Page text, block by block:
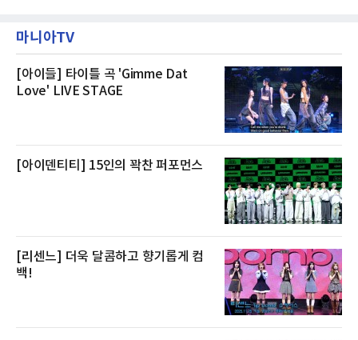
스 센터 사우나 2인 이용 혜택이 포함된다.특히
클럽 앰배서더 라운지
우 등이 포함됐다. 쿠팡은 올해 큰 크기의 전복
생산량이 늘어난 점을 반영해 주요 산지 상품을
전복은 산지에서 채취한 뒤 전국으로 직송되는
방식으로 운영된다. 신선도가 중요한 상품인 만
큼 이르면 다음 날 오전 배송이 가능하도록 물류
마니아TV
[아이들] 타이틀 곡 'Gimme Dat
Love' LIVE STAGE
[아이덴티티] 15인의 꽉찬 퍼포먼스
[리센느] 더욱 달콤하고 향기롭게 컴
백!